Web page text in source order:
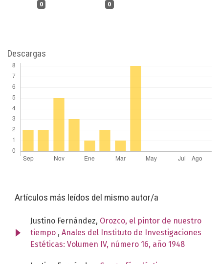
0 0
Descargas
Artículos más leídos del mismo autor/a
Justino Fernández, Orozco, el pintor de nuestro
tiempo , Anales del Instituto de Investigaciones
Estéticas: Volumen IV, número 16, año 1948